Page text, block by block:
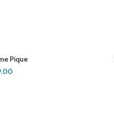
Pique